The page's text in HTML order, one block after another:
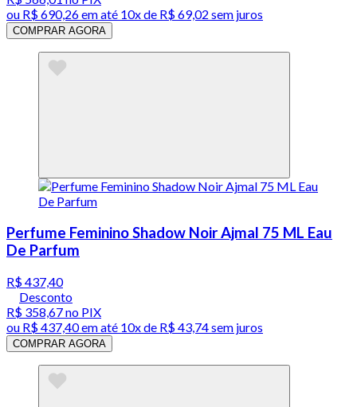
ou R$ 690,26em até 10x de R$ 69,02 sem juros
COMPRAR AGORA
Perfume Feminino Shadow Noir Ajmal 75 ML Eau
De Parfum
R$ 437,40
Desconto
R$ 358,67no PIX
ou R$ 437,40em até 10x de R$ 43,74 sem juros
COMPRAR AGORA